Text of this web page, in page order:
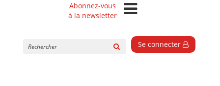
Abonnez-vous
à la newsletter
Se connecter